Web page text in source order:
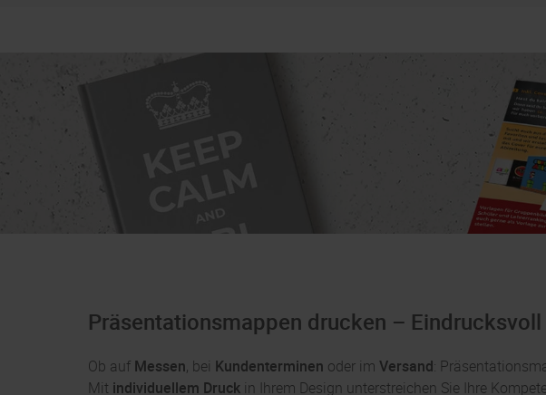
Präsentationsmappen drucken –
Ob auf Messen, bei Kundenterminen oder im Versand:
Mit individuellem Druck in Ihrem Design unterstreichen Sie Ihre